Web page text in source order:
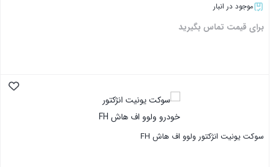
موجود در انبار
برای قیمت تماس بگیرید
سوکت یونیت انژکتور ولوو اف هاش FH